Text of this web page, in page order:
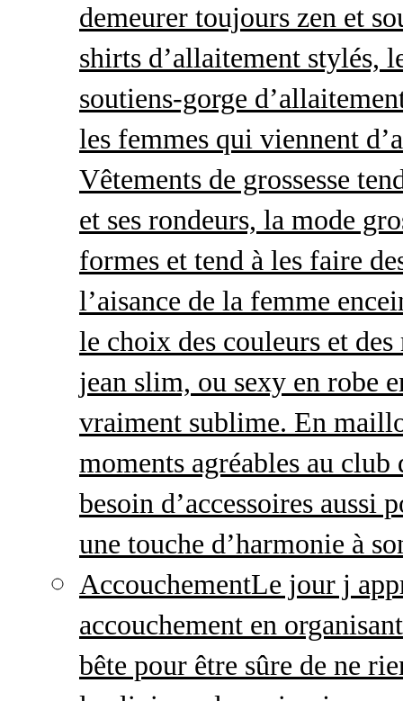
demeurer toujours zen et
shirts d’allaitement stylés,
soutiens-gorge
les femmes qui viennent
Vêtements de grossesse
et ses rondeurs, la mode
formes et tend à les faire
l’aisance de la femme
le choix des couleurs et
jean slim, ou sexy en robe
vraiment sublime. En
moments agréables au
besoin d’accessoires aussi
une touche d’harmonie à
AccouchementLe jour j
accouchement en
bête pour être sûre de ne